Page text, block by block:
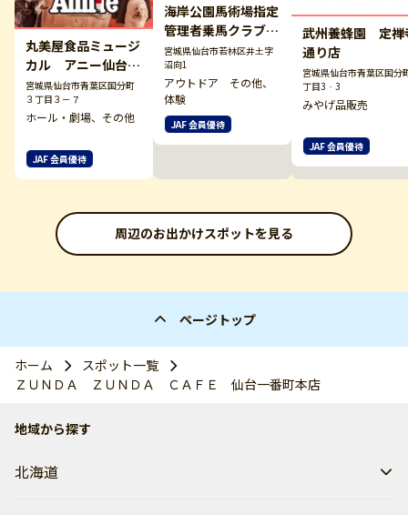
丸美屋食品ミュージ
カル アニー仙台公
演【８月２２・２３
日】
宮城県仙台市青葉区国分町
３丁目３－７
ホール・劇場、その他
JAF 会員優待
海岸公園馬術場指定
管理者乗馬クラブク
レイン
宮城県仙台市若林区井土字
沼向1
アウトドア その他、
体験
JAF 会員優待
武州養蜂園 定禅
通り店
宮城県仙台市青葉区国分
丁目3‐3
みやげ品販売
JAF 会員優待
周辺のお出かけスポットを見る
ページトップ
ホーム
スポット一覧
ＺＵＮＤＡ ＺＵＮＤＡ ＣＡＦＥ 仙台一番町本店
地域から探す
北海道